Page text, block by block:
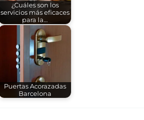
¿Cuáles son los
servicios más eficaces
para la…
Puertas Acorazadas
Barcelona